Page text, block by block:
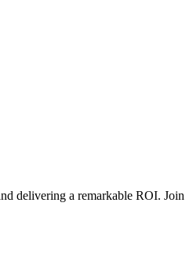
delivering a remarkable ROI. Join